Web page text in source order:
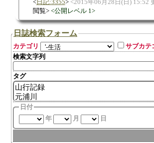
日記:3355 2015年06月28日(日) 15:52
閲覧
公開レベル 1
日誌検索フォーム
カテゴリ
サブカテ
検索文字列
タグ
日付
年
月 日